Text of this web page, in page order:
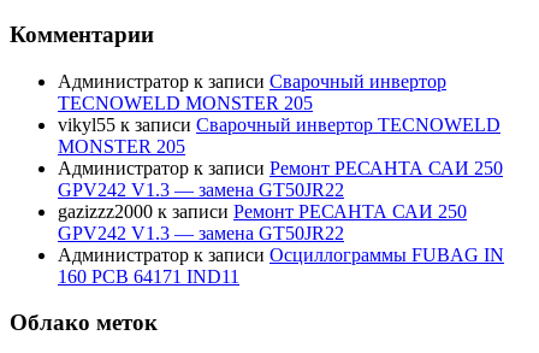
Комментарии
Администратор к записи Сварочный инвертор
TECNOWELD MONSTER 205
vikyl55 к записи Сварочный инвертор TECNOWELD
MONSTER 205
Администратор к записи Ремонт РЕСАНТА САИ 250
GPV242 V1.3 — замена GT50JR22
gazizzz2000 к записи Ремонт РЕСАНТА САИ 250
GPV242 V1.3 — замена GT50JR22
Администратор к записи Осциллограммы FUBAG IN
160 PCB 64171 IND11
Облако меток